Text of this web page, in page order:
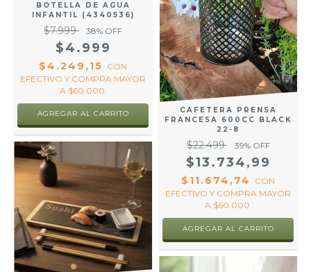
BOTELLA DE AGUA
INFANTIL (4340536)
$7.999 38% OFF
$4.999
$4.249,15 CON
EFECTIVO Y COMPRA MAYOR
A $60.000.
AGREGAR AL CARRITO
CAFETERA PRENSA
FRANCESA 600CC BLACK
22-8
$22.499 39% OFF
$13.734,99
$11.674,74
CON
EFECTIVO Y COMPRA MAYOR
A $60.000.